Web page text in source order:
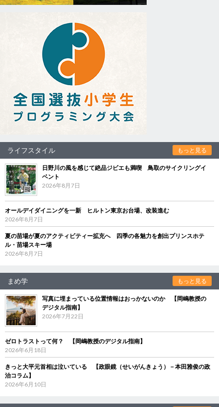
ライフスタイル もっと見る
日野川の風を感じて絶品ジビエも満喫 鳥取のサイクリングイ
ベント
2026年8月7日
オールデイダイニングを一新 ヒルトン東京お台場、改装進む
2026年8月7日
夏の苗場が夏のアクティビティー拡充へ 四季の各魅力を創出プリンスホテ
ル・苗場スキー場
2026年8月7日
まめ学 もっと見る
写真に埋まっている位置情報はおっかないのか 【岡嶋教授の
デジタル指南】
2026年7月22日
ゼロトラストって何？ 【岡嶋教授のデジタル指南】
2026年6月18日
きっと大平元首相は泣いている 【政眼鏡（せいがんきょう）－本田雅俊の政
治コラム】
2026年6月10日